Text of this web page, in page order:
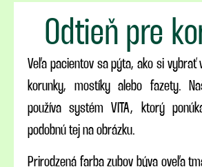
Odtieň pre
Veľa pacientov sa pýta, ako si vybrať
korunky, mostíky alebo fazety.
používa systém VITA, ktorý
podobnú tej na obrázku.
Prirodzená farba zubov býva oveľa